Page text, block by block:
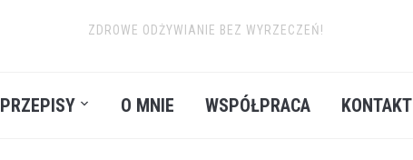
ZDROWE ODŻYWIANIE BEZ WYRZECZEŃ!
PRZEPISY O MNIE WSPÓŁPRACA KONTAKT